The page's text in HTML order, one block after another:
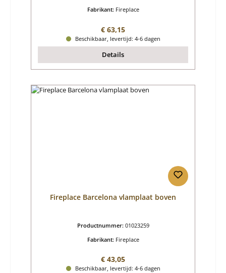
Fabrikant: Fireplace
Normale prijs:
€ 63,15
Beschikbaar, levertijd: 4-6 dagen
Details
Fireplace Barcelona vlamplaat boven
Productnummer: 01023259
Fabrikant: Fireplace
Normale prijs:
€ 43,05
Beschikbaar, levertijd: 4-6 dagen